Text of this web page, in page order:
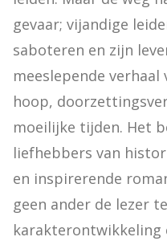
gevaar; vijandige
saboteren en zijn
meeslepende
hoop,
moeilijke tijden. Het
liefhebbers van
en inspirerende
geen ander de lezer
karakterontwikkeling